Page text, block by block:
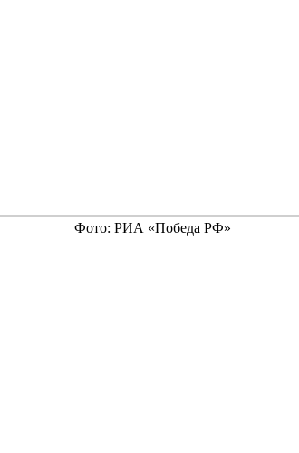
Фото: РИА «Победа РФ»